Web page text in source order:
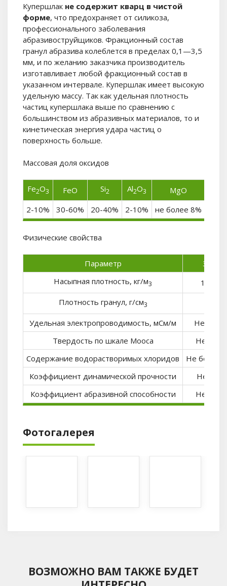
Купершлак не содержит кварц в чистой
форме, что предохраняет от силикоза,
профессионального заболевания
абразивоструйщиков. Фракционный состав
гранул абразива колеблется в пределах 0,1—3,5
мм, и по желанию заказчика производитель
изготавливает любой фракционный состав в
указанном интервале. Купершлак имеет высокую
удельную массу. Так как удельная плотность
частиц купершлака выше по сравнению с
большинством из абразивных материалов, то и
кинетическая энергия удара частиц о
поверхность больше.
Массовая доля оксидов
Fe2O3 FeO Si2 Al2O3 MgO
2-10%
30-60% 20-40% 2-10% не более 8%
Физические свойства
Параметр
Насыпная плотность, кг/м3
1400-
Плотность гранул, г/см3
Удельная электропроводимость, мСм/м
Не
Твердость по шкале Мооса
Не
Содержание водорастворимых хлоридов
Не более
Коэффициент динамической прочности
Не
Коэффициент абразивной способности
Не
Фотогалерея
ВОЗМОЖНО ВАМ ТАКЖЕ БУДЕТ